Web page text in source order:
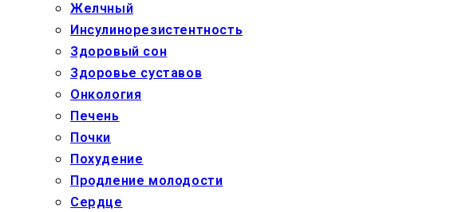
Желчный
Инсулинорезистентность
Здоровый сон
Здоровье суставов
Онкология
Печень
Почки
Похудение
Продление молодости
Сердце